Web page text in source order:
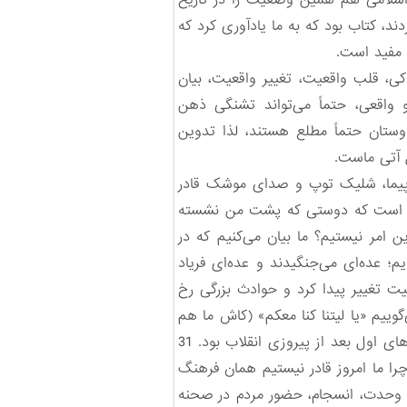
کتاب بود که به ما یادآوری کرد که
مفید است.
قلب واقعیت، تغییر واقعیت، بیان
حتماً می‌تواند تشنگی ذهن
حتماً مطلع هستند، لذا تدوین
آتی ماست.
شلیک توپ و صدای موشک قادر
است که دوستی که پشت من نشسته
نیستیم؟ ما بیان می‌کنیم که در
عده‌ای می‌جنگیدند و عده‌ای فریاد
پیدا کرد و حوادث بزرگی رخ
را می‌خوانیم و می‌گوییم «یا لیتنا کنا معکم» (کاش ما هم
با شما بودیم) ولی چه شد که آموزه‌های دینی به رفتار عملی ملت ایران و رزمنده‌های اسلام تبدیل شد؟ روزهای اول بعد از پیروزی انقلاب بود. 31
چرا ما امروز قادر نیستیم همان فرهنگ
وحدت، انسجام، حضور مردم در صحنه